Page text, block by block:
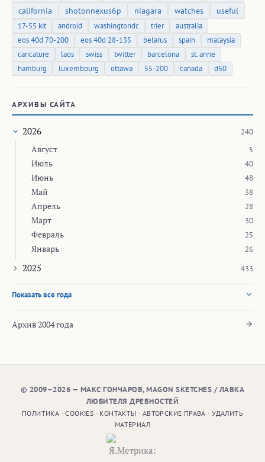
california
shotonnexus6p niagara watches useful
17-55 kit android washingtondc trier
australia
eos 40d 70-200
eos 40d 28-135 belarus spain
malaysia
caricature
laos swiss twitter barcelona
st. anne
hamburg
luxembourg ottawa 55-200 canada d50
АРХИВЫ САЙТА
2026 240
Август 5
Июль 40
Июнь 48
Май 38
Апрель 28
Март 30
Февраль 25
Январь 26
2025 433
Показать все года
Архив 2004 года
© 2009–2026 — МАКС ГОНЧАРОВ, MAGON SKETCHES / ЛАВКА
ЛЮБИТЕЛЯ ДРЕВНОСТЕЙ
ПОЛИТИКА ·COOKIES · КОНТАКТЫ · АВТОРСКИЕ ПРАВА ·УДАЛИТЬ
МАТЕРИАЛ